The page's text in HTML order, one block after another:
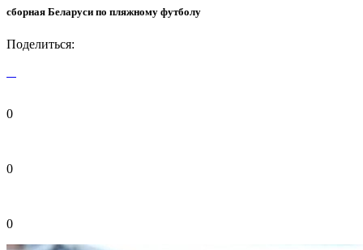
сборная Беларуси по пляжному футболу
Поделиться:
0
0
0